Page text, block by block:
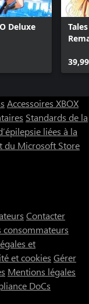
Deluxe
Accessoires XBOX
Standards de la
liées à la
du Microsoft Store
Contacter
et
et cookies Gérer
Mentions légales
DoCs